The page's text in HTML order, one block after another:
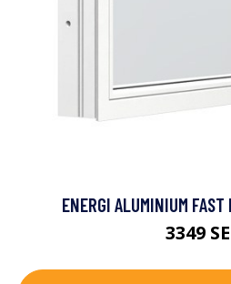
ENERGI ALUMINIUM
3349